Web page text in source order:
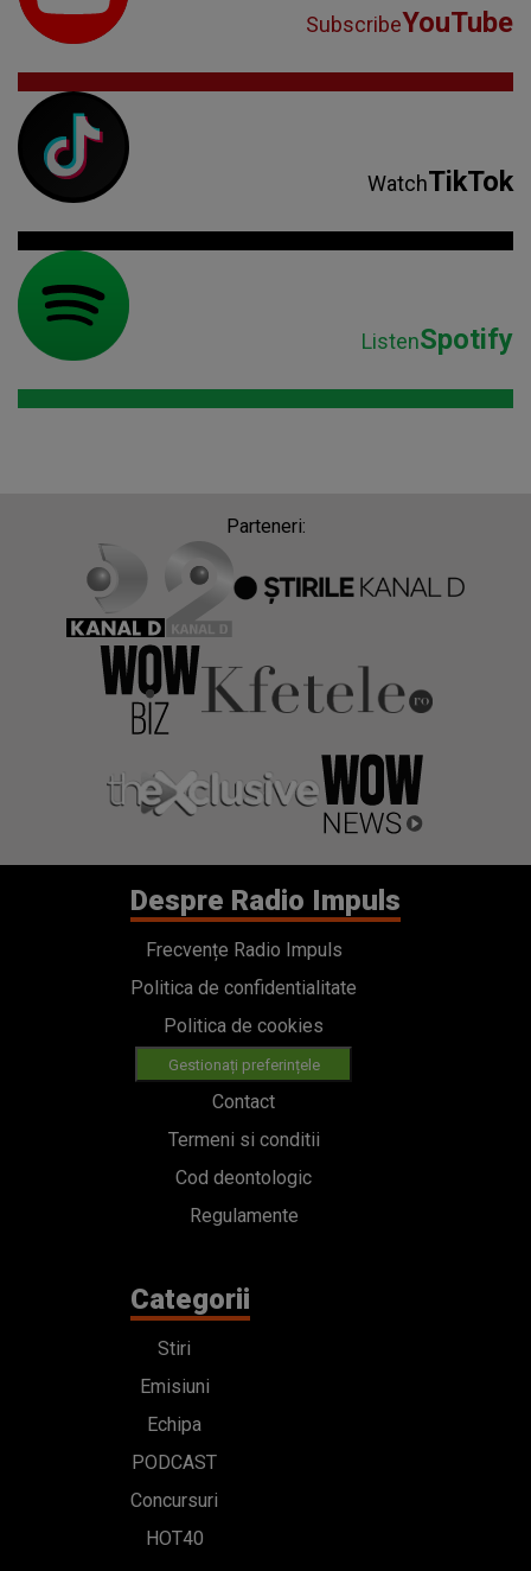
SubscribeYouTube
WatchTikTok
ListenSpotify
Parteneri:
Despre Radio Impuls
Frecvențe Radio Impuls
Politica de confidentialitate
Politica de cookies
Gestionați preferințele
Contact
Termeni si conditii
Cod deontologic
Regulamente
Categorii
Stiri
Emisiuni
Echipa
PODCAST
Concursuri
HOT40